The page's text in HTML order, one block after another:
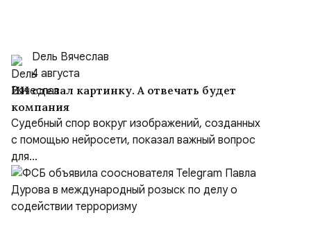
Dель Вячеслав
4 августа
ИИ сделал картинку. А отвечать будет
компания
Судебный спор вокруг изображений, созданных
с помощью нейросети, показал важный вопрос
для...